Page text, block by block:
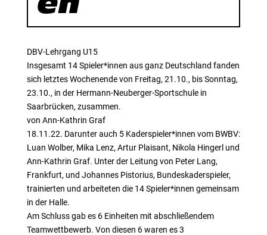
DBV-Lehrgang U15
Insgesamt 14 Spieler*innen aus ganz Deutschland fanden
sich letztes Wochenende von Freitag, 21.10., bis Sonntag,
23.10., in der Hermann-Neuberger-Sportschule in
Saarbrücken, zusammen.
von Ann-Kathrin Graf
18.11.22. Darunter auch 5 Kaderspieler*innen vom BWBV:
Luan Wolber, Mika Lenz, Artur Plaisant, Nikola Hingerl und
Ann-Kathrin Graf. Unter der Leitung von Peter Lang,
Frankfurt, und Johannes Pistorius, Bundeskaderspieler,
trainierten und arbeiteten die 14 Spieler*innen gemeinsam
in der Halle.
Am Schluss gab es 6 Einheiten mit abschließendem
Teamwettbewerb. Von diesen 6 waren es 3